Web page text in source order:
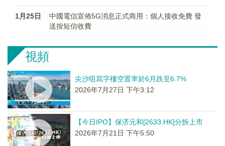
1月25日
中國電信宣佈5G消息正式商用：個人接收免費 發
送按短信收費
視頻
尖沙咀寫字樓空置率於6月跌至6.7%
2026年7月27日 下午3:12
【今日IPO】保济元和[2633.HK]分拆上市
2026年7月21日 下午5:50